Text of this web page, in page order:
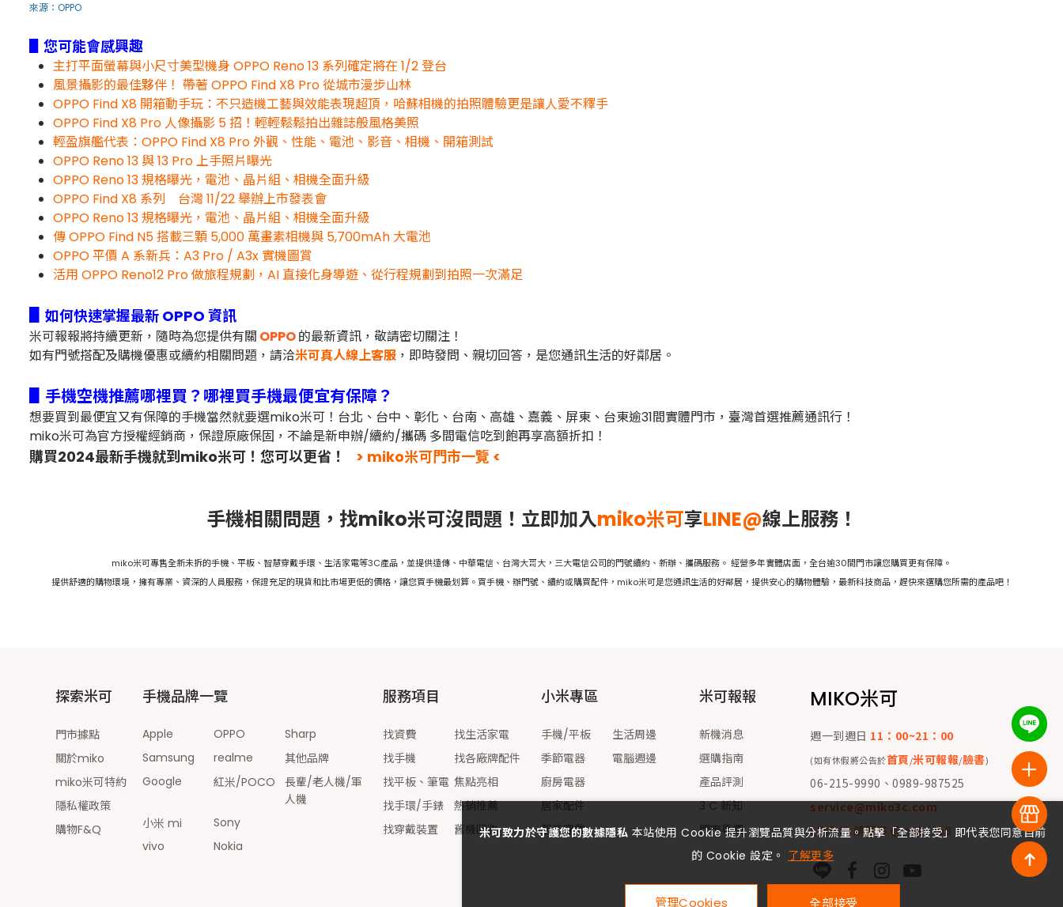
來源： OPPO
▋您可能會感興趣
主打平面螢幕與小尺寸美型機身 OPPO Reno 13 系列確定將在 1/2 登台
風景攝影的最佳夥伴！ 帶著 OPPO Find X8 Pro 從城市漫步山林
OPPO Find X8 開箱動手玩：不只造機工藝與效能表現超頂，哈蘇相機的拍照體驗更是讓人愛不釋手
OPPO Find X8 Pro 人像攝影 5 招！輕輕鬆鬆拍出雜誌般風格美照
輕盈旗艦代表：OPPO Find X8 Pro 外觀、性能、電池、影音、相機、開箱測試
OPPO Reno 13 與 13 Pro 上手照片曝光
OPPO Reno 13 規格曝光，電池、晶片組、相機全面升級
OPPO Find X8 系列 台灣 11/22 舉辦上市發表會
OPPO Reno 13 規格曝光，電池、晶片組、相機全面升級
傳 OPPO Find N5 搭載三顆 5,000 萬畫素相機與 5,700mAh 大電池
OPPO 平價 A 系新兵：A3 Pro / A3x 實機圖賞
活用 OPPO Reno12 Pro 做旅程規劃，AI 直接化身導遊、從行程規劃到拍照一次滿足
如何快速掌握最新 OPPO 資訊
米可報報將持續更新，隨時為您提供有關 OPPO的最新資訊，敬請密切關注！
如有門號搭配及購機優惠或續約相關問題， 請洽米可真人線上客服 ，即時發問、親切回答，是您通訊生活的好鄰居。
▋手機空機推薦哪裡買？哪裡買手機最便宜有保障？
想要買到最便宜又有保障的手機當然就要選miko米可！台北、台中、彰化、台南、高雄、嘉義、屏東、台東逾31間實體門市，臺灣首選推薦通訊行！
miko米可為官方授權經銷商，保證原廠保固，不論是新申辦/續約/攜碼 多間電信吃到飽再享高額折扣！
購買2024最新手機就到miko米可！您可以更省！ > miko米可門市一覽 <
手機相關問題，找miko米可沒問題！立即加入miko米可享LINE@線上服務！
miko米可專售全新未拆的手機、平板、智慧穿戴手環、生活家電等3C產品，並提供遠傳、中華電信、台灣大哥大，三大電信公司的門號續約、新辦、攜碼服務。 經營多年實體店面，全台逾30間門市讓您購買更有保障。
提供舒適的購物環境，擁有專業、資深的人員服務，保證充足的現貨和比市場更低的價格，讓您買手機最划算。買手機、辦門號、續約或購買配件，miko米可是您通訊生活的好鄰居，提供安心的購物體驗，最新科技商品，趕快來選購您所需的產品吧！
探索米可
門市據點
關於miko
miko米可特約
隱私權政策
購物F&Q
手機品牌一覽
Apple
Samsung
Google
小米 mi
vivo
OPPO
realme
紅米/POCO
Sony
Nokia
Sharp
其他品牌
長輩/老人機/軍
人機
服務項目
找資費
找手機
找平板、筆電
找手環/手錶
找穿戴裝置
找生活家電
找各廠牌配件
焦點亮相
熱銷推薦
舊機回收
小米專區
手機/平板
季節電器
廚房電器
居家配件
智能穿戴
生活周邊
電腦週邊
米可報報
新機消息
選購指南
產品評測
3 C 新知
門市專欄
MIKO米可
週一到週日 11：00~21：00
(如有休假將公告於首頁/米可報報/臉書)
06-215-9990、0989-987525
service@miko3c.com
LINE ID 請搜尋 @miko168
米可致力於守護您的數據隱私 本站使用 Cookie 提升瀏覽品質與分析流量。點擊「全部接受」即代表您同意目前
的 Cookie 設定。 了解更多
管理Cookies 全部接受